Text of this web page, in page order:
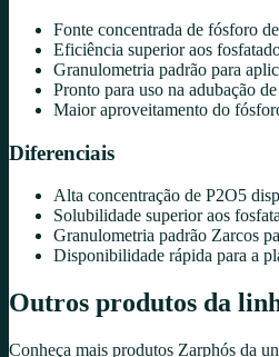
Fonte concentrada de fósforo
Eficiência superior aos
Granulometria padrão para
Pronto para uso na adubação
Maior aproveitamento do
Diferenciais
Alta concentração de P2O5
Solubilidade superior aos
Granulometria padrão Zarcos
Disponibilidade rápida para a
Outros produtos da
Conheça mais produtos Zarphós da